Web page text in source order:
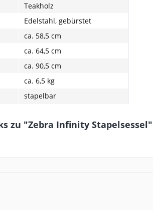
Teakholz
Edelstahl, gebürstet
ca. 58,5 cm
ca. 64,5 cm
ca. 90,5 cm
ca. 6,5 kg
stapelbar
zu "Zebra Infinity Stapelsessel"